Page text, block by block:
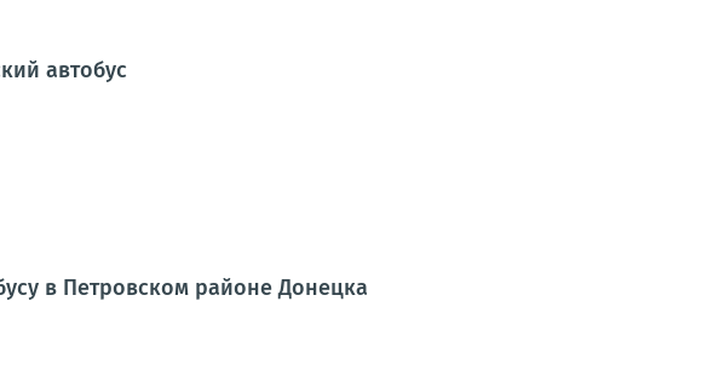
автобус
в Петровском районе Донецка